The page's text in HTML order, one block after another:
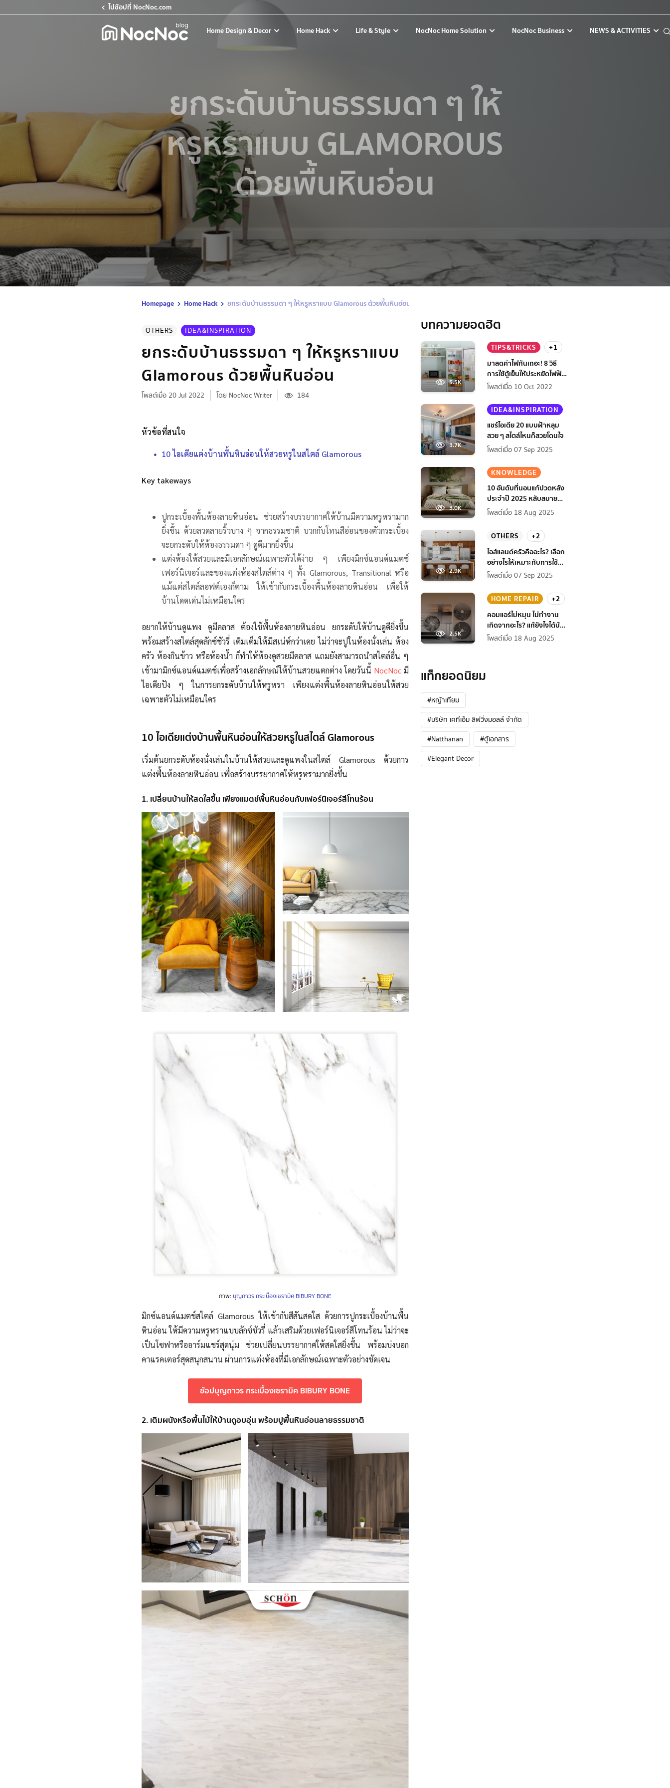
ไปช้อปที่ NocNoc.com
Home Design & Decor Home Hack Life & Style NocNoc Home Solution NocNoc Business NEWS & ACTIVITIES
ยกระดับบ้านธรรมดา ๆ ให้
หรูหราแบบ GLAMOROUS
ด้วยพื้นหินอ่อน
Homepage Home Hack ยกระดับบ้านธรรมดา ๆ ให้หรูหราแบบ Glamorous ด้วยพื้นหินอ่อน
OTHERS IDEA&INSPIRATION
ยกระดับบ้านธรรมดา ๆ ให้หรูหราแบบ
Glamorous ด้วยพื้นหินอ่อน
โพสต์เมื่อ 20 Jul 2022 โดย NocNoc Writer 184
หัวข้อที่สนใจ
10 ไอเดียแต่งบ้านพื้นหินอ่อนให้สวยหรูในสไตล์ Glamorous
Key takeways
ปูกระเบื้องพื้นห้องลายหินอ่อน ช่วยสร้างบรรยากาศให้บ้านมีความหรูหรามาก
ยิ่งขึ้น ด้วยลวดลายริ้วบาง ๆ จากธรรมชาติ บวกกับโทนสีอ่อนของตัวกระเบื้อง
จะยกระดับให้ห้องธรรมดา ๆ ดูดีมากยิ่งขึ้น
แต่งห้องให้สวยและมีเอกลักษณ์เฉพาะตัวได้ง่าย ๆ เพียงมิกซ์แอนด์แมตช์
เฟอร์นิเจอร์และของแต่งห้องสไตล์ต่าง ๆ ทั้ง Glamorous, Transitional หรือ
แม้แต่สไตล์ลอฟต์เองก็ตาม ให้เข้ากับกระเบื้องพื้นห้องลายหินอ่อน เพื่อให้
บ้านโดดเด่นไม่เหมือนใคร
อยากให้บ้านดูแพง ดูมีคลาส ต้องใช้พื้นห้องลายหินอ่อน ยกระดับให้บ้านดูดียิ่งขึ้น
พร้อมสร้างสไตล์สุดลักซ์ชัวรี่ เติมเต็มให้มีสเน่ห์กว่าเคย ไม่ว่าจะปูในห้องนั่งเล่น ห้อง
ครัว ห้องกินข้าว หรือห้องน้ำ ก็ทำให้ห้องดูสวยมีคลาส แถมยังสามารถนำสไตล์อื่น ๆ
เข้ามามิกซ์แอนด์แมตช์เพื่อสร้างเอกลักษณ์ให้บ้านสวยแตกต่าง โดยวันนี้ NocNocมี
ไอเดียปัง ๆ ในการยกระดับบ้านให้หรูหรา เพียงแต่งพื้นห้องลายหินอ่อนให้สวย
เฉพาะตัวไม่เหมือนใคร
10 ไอเดียแต่งบ้านพื้นหินอ่อนให้สวยหรูในสไตล์ Glamorous
เริ่มต้นยกระดับห้องนั่งเล่นในบ้านให้สวยและดูแพงในสไตล์ Glamorous ด้วยการ
แต่งพื้นห้องลายหินอ่อน เพื่อสร้างบรรยากาศให้หรูหรามากยิ่งขึ้น
1. เปลี่ยนบ้านให้สดใสขึ้น เพียงแมตช์พื้นหินอ่อนกับเฟอร์นิเจอร์สีโทนร้อน
ภาพ: บุญถาวร กระเบื้องเซรามิค BIBURY BONE
มิกซ์แอนด์แมตช์สไตล์ Glamorous ให้เข้ากับสีสันสดใส ด้วยการปูกระเบื้องบ้านพื้น
หินอ่อน ให้มีความหรูหราแบบลักซ์ชัวรี่ แล้วเสริมด้วยเฟอร์นิเจอร์สีโทนร้อนไม่ว่าจะ
เป็นโซฟาหรืออาร์มแชร์สุดนุ่ม ช่วยเปลี่ยนบรรยากาศให้สดใสยิ่งขึ้น พร้อมบ่งบอก
คาแรคเตอร์สุดสนุกสนาน ผ่านการแต่งห้องที่มีเอกลักษณ์เฉพาะตัวอย่างชัดเจน
ช้อปบุญถาวร กระเบื้องเซรามิค BIBURY BONE
2. เติมผนังหรือพื้นไม้ให้บ้านดูอบอุ่น พร้อมปูพื้นหินอ่อนลายธรรมชาติ
บทความยอดฮิต
5.5K
TIPS&TRICKS
+1
มาลดค่าไฟกันเถอะ! 8 วิธี
การใช้ตู้เย็นให้ประหยัดไฟฟ้า
กว่าเดิม
โพสต์เมื่อ 10 Oct 2022
3.7K
IDEA&INSPIRATION
แชร์ไอเดีย 20 แบบฝ้าหลุม
สวย ๆ สไตล์ไหนก็สวยโดนใจ
โพสต์เมื่อ 07 Sep 2025
3.0K
KNOWLEDGE
10 อันดับที่นอนแก้ปวดหลัง
ประจำปี 2025 หลับสบาย
สุขภาพดียิ่งกว่าเดิม
โพสต์เมื่อ 18 Aug 2025
2.9K
OTHERS
+2
ไอส์แลนด์ครัวคืออะไร? เลือก
อย่างไรให้เหมาะกับการใช้
งานที่บ้าน
โพสต์เมื่อ 07 Sep 2025
2.5K
HOME REPAIR
+2
คอมแอร์ไม่หมุน ไม่ทํางาน
เกิดจากอะไร? แก้ยังไงได้บ้าง
ก่อนแอร์พัง!
โพสต์เมื่อ 18 Aug 2025
แท็กยอดนิยม
#หญ้าเทียม
#บริษัท เคทีเอ็ม ลิฟวิ่งมอลล์ จำกัด
#Natthanan
#ตู้เอกสาร
#Elegant Decor